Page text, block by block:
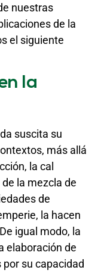
nuestras
de la
el siguiente
la
suscita su
más allá
la cal
la mezcla de
de
la hacen
igual modo, la
elaboración de
su capacidad